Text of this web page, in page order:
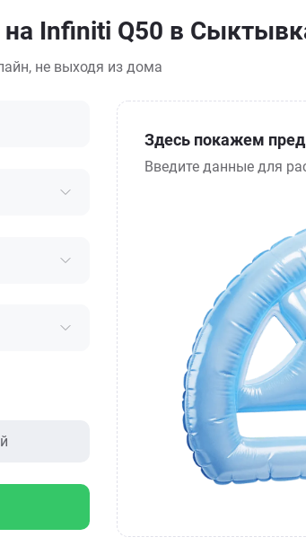
Infiniti Q50 в
не выходя из дома
Здесь покажем
Введите данные для